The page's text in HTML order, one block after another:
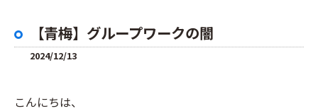
【青梅】グループワークの闇
2024/12/13
こんにちは、